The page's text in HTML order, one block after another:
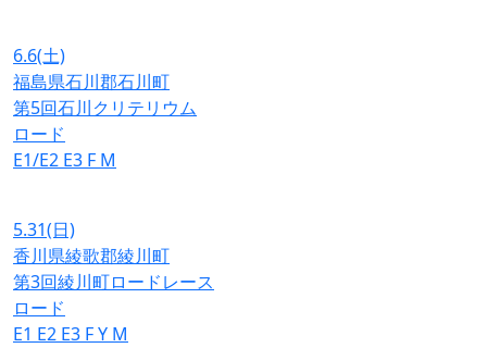
6.6(土)
福島県石川郡石川町
第5回石川クリテリウム
ロード
E1/E2 E3 F M
5.31(日)
香川県綾歌郡綾川町
第3回綾川町ロードレース
ロード
E1 E2 E3 FY M